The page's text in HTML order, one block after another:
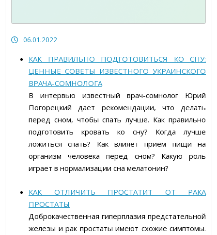
06.01.2022
КАК ПРАВИЛЬНО ПОДГОТОВИТЬСЯ КО СНУ:
ЦЕННЫЕ СОВЕТЫ ИЗВЕСТНОГО УКРАИНСКОГО
ВРАЧА-СОМНОЛОГА
В интервью известный врач-сомнолог Юрий
Погорецкий дает рекомендации, что делать
перед сном, чтобы спать лучше. Как правильно
подготовить кровать ко сну? Когда лучше
ложиться спать? Как влияет приём пищи на
организм человека перед сном? Какую роль
играет в нормализации сна мелатонин?
КАК ОТЛИЧИТЬ ПРОСТАТИТ ОТ РАКА
ПРОСТАТЫ
Доброкачественная гиперплазия предстательной
железы и рак простаты имеют схожие симптомы.